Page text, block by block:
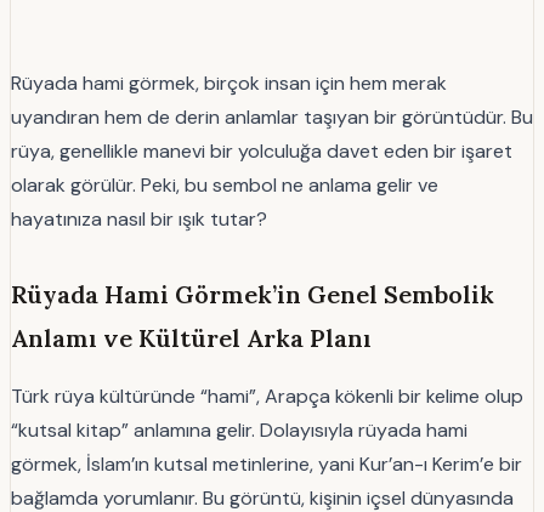
Rüyada hami görmek, birçok insan için hem merak
uyandıran hem de derin anlamlar taşıyan bir görüntüdür. Bu
rüya, genellikle manevi bir yolculuğa davet eden bir işaret
olarak görülür. Peki, bu sembol ne anlama gelir ve
hayatınıza nasıl bir ışık tutar?
Rüyada Hami Görmek’in Genel Sembolik
Anlamı ve Kültürel Arka Planı
Türk rüya kültüründe “hami”, Arapça kökenli bir kelime olup
“kutsal kitap” anlamına gelir. Dolayısıyla rüyada hami
görmek, İslam’ın kutsal metinlerine, yani Kur’an-ı Kerim’e bir
bağlamda yorumlanır. Bu görüntü, kişinin içsel dünyasında